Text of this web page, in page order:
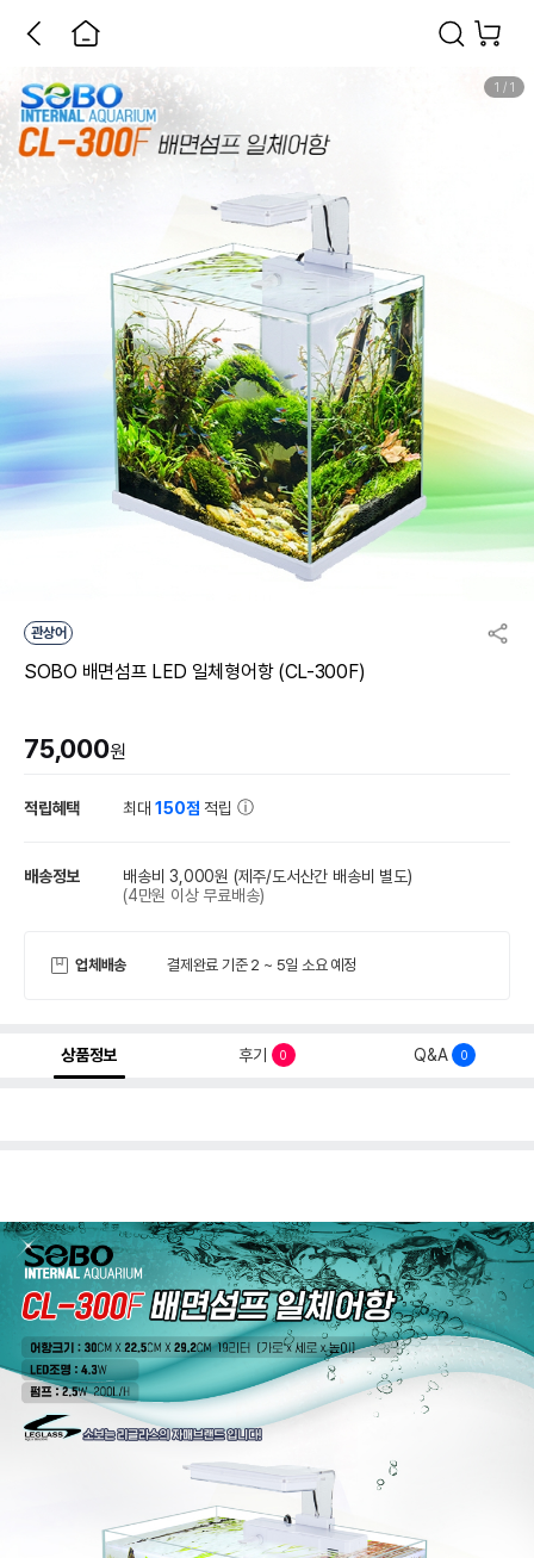
1 / 1
관상어
SOBO 배면섬프 LED 일체형어항 (CL-300F)
75,000원
적립혜택 최대150점 적립
배송정보 배송비 3,000원 (제주/도서산간 배송비 별도)
(4만원 이상 무료배송)
업체배송 결제완료 기준 2 ~ 5일 소요 예정
상품정보 후기 0 Q&A 0